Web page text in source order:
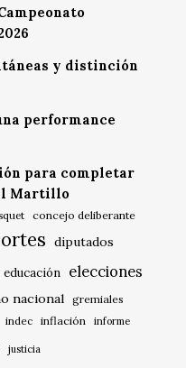
y distinción
performance
para completar
Martillo
concejo deliberante
diputados
educación elecciones
nacional gremiales
indec inflación informe
justicia